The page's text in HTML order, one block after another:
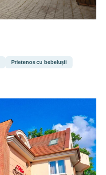
Prietenos cu bebelușii